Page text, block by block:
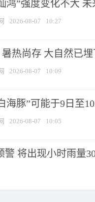
鸿”强度变化不大
2026-08-07 10:27
暑热尚存 大自然已
2026-08-07 10:09
海豚”可能于9日至
2026-08-07 10:05
将出现小时雨量